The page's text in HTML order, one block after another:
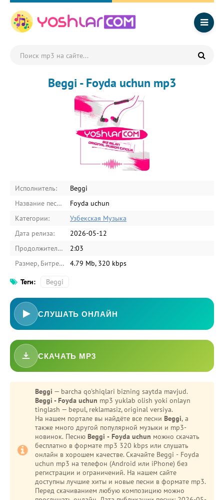
Beggi - Foyda uchun mp3
Исполнитель:
Beggi
Название песни:
Foyda uchun
Категории:
Узбекская Музыка
Дата релиза:
2026-05-12
Продолжительность:
2:03
Размер, Битрейт:
4.79 Mb, 320 kbps
Теги: Beggi
СЛУШАТЬ ОНЛАЙН
СКАЧАТЬ MP3
Beggi — barcha qo'shiqlari bizning saytda mavjud.
Beggi - Foyda uchun mp3 yuklab olish yoki onlayn
tinglash — bepul, reklamasiz, original versiya.
На нашем портале вы найдёте все песни Beggi, а
также много другой популярной музыки и mp3-
новинок. Песню Beggi - Foyda uchun можно скачать
бесплатно в формате mp3 320 kbps или слушать
онлайн в хорошем качестве. Скачайте Beggi - Foyda
uchun mp3 на телефон (Android или iPhone) без
регистрации и ограничений. На нашем сайте
доступны лучшие хиты и новые песни в формате mp3.
Перед скачиванием любую композицию можно
Bezori
Oshiq edim